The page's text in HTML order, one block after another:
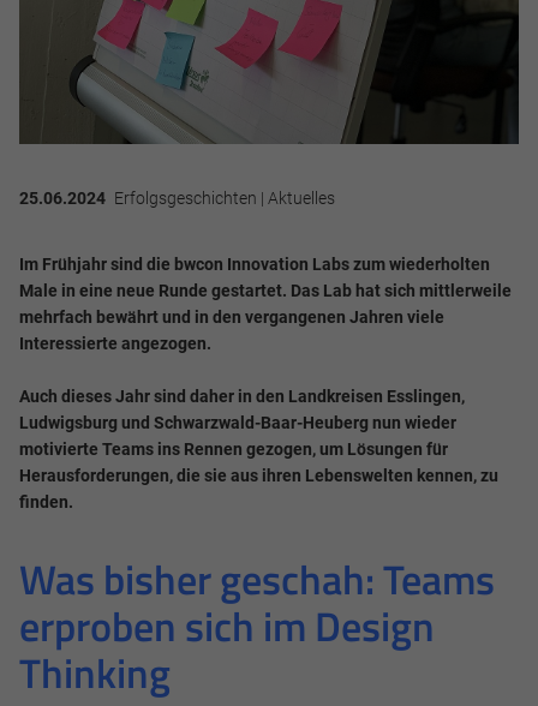
25.06.2024 Erfolgsgeschichten | Aktuelles
Im Frühjahr sind die bwcon Innovation Labs zum wiederholten
Male in eine neue Runde gestartet. Das Lab hat sich mittlerweile
mehrfach bewährt und in den vergangenen Jahren viele
Interessierte angezogen.
Auch dieses Jahr sind daher in den Landkreisen Esslingen,
Ludwigsburg und Schwarzwald-Baar-Heuberg nun wieder
motivierte Teams ins Rennen gezogen, um Lösungen für
Herausforderungen, die sie aus ihren Lebenswelten kennen, zu
finden.
Was bisher geschah: Teams
erproben sich im Design
Thinking